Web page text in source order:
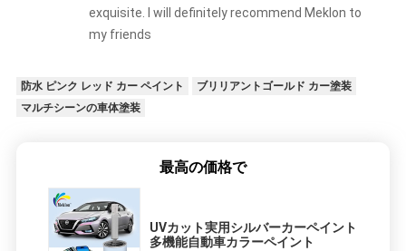
exquisite. I will definitely recommend Meklon to
my friends
防水 ピンク レッド カー ペイント
ブリリアントゴールド カー塗装
マルチシーンの車体塗装
最高の価格で
UVカット実用シルバーカーペイント
多機能自動車カラーペイント